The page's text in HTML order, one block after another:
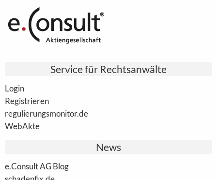
Service für Rechtsanwälte
Login
Registrieren
regulierungsmonitor.de
WebAkte
News
e.Consult AG Blog